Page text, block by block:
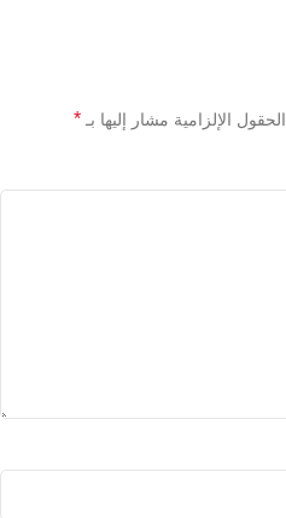
الحقول الإلزامية مشار إليها بـ *